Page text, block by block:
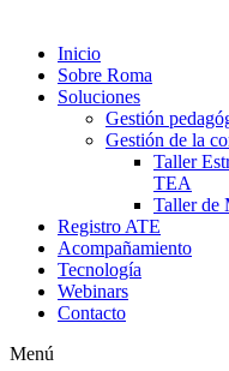
Inicio
Sobre Roma
Soluciones
Gestión
Gestión de la
Taller
TEA
Taller de
Registro ATE
Acompañamiento
Tecnología
Webinars
Contacto
Menú